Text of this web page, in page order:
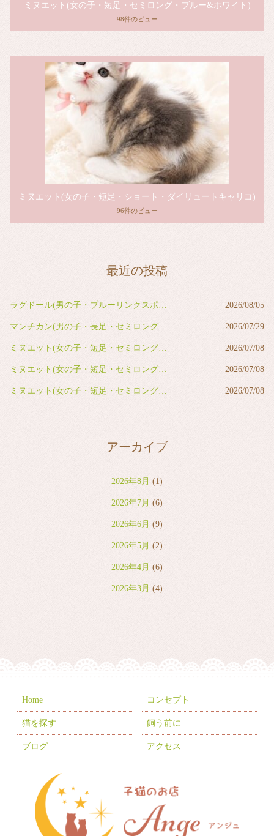
ミヌエット(女の子・短足・セミロング・ブルー&ホワイト)
98件のビュー
ミヌエット(女の子・短足・ショート・ダイリュートキャリコ)
96件のビュー
最近の投稿
ラグドール(男の子・ブルーリンクスポイントバイカラー) 2026/08/05
マンチカン(男の子・長足・セミロング・レッドタビー&ホワイト) 2026/07/29
ミヌエット(女の子・短足・セミロング・ブルー&ホワイト) 2026/07/08
ミヌエット(女の子・短足・セミロング・ブルー&ホワイト) 2026/07/08
ミヌエット(女の子・短足・セミロング・ブラウンタビー&ホワイト) 2026/07/08
アーカイブ
2026年8月 (1)
2026年7月 (6)
2026年6月 (9)
2026年5月 (2)
2026年4月 (6)
2026年3月 (4)
2025年10月(10)
2025年9月(5)
2025年7月(9)
(10)
2025年4月 (1)
Home コンセプト
猫を探す 飼う前に
ブログ アクセス